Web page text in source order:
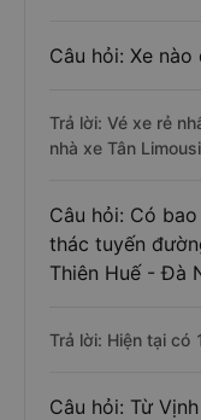
Câu hỏi: Xe
Trả lời: Vé xe rẻ
nhà xe Tân
Câu hỏi: Có
thác tuyến
Thiên Huế - Đà
Trả lời: Hiện tại có
Câu hỏi: Từ